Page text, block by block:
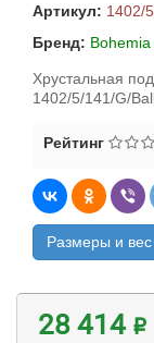
Артикул: 1402/
Бренд:
Хрустальная
1402/5/141/G/
Рейтинг
Размеры и вес
28 414 ₽